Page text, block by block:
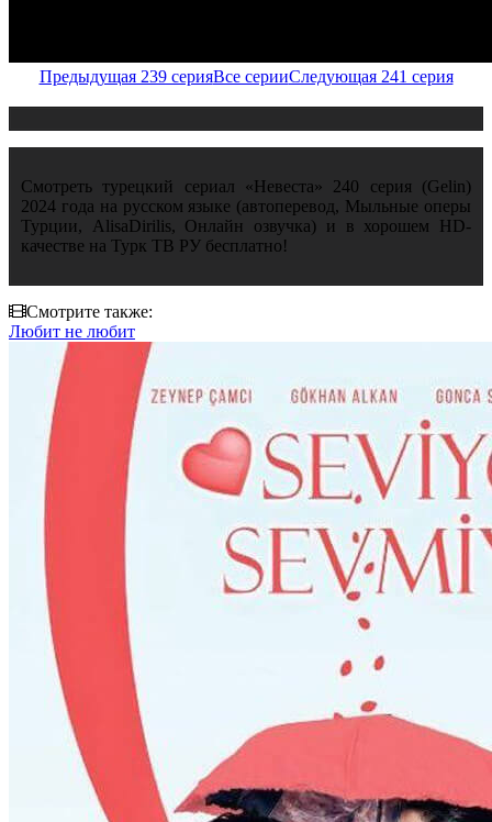
Предыдущая 239 серияВсе серииСледующая 241 серия
Смотреть турецкий сериал «Невеста» 240 серия (Gelin)
2024 года на русском языке (автоперевод, Мыльные оперы
Турции, AlisaDirilis, Онлайн озвучка) и в хорошем HD-
качестве на Турк ТВ РУ бесплатно!
Смотрите также:
Любит не любит